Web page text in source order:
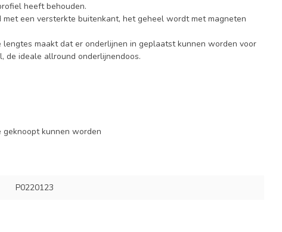
heeft behouden.
een versterkte buitenkant, het geheel wordt met magneten
maakt dat er onderlijnen in geplaatst kunnen worden voor
de ideale allround onderlijnendoos.
kunnen worden
P0220123